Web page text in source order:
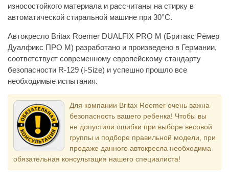
износостойкого материала и рассчитаны на стирку в
автоматической стиральной машине при 30°С.
Автокресло Britax Roemer DUALFIX PRO M (Бритакс Рёмер
Дуалфикс ПРО М) разработано и произведено в Германии,
соответствует современному европейскому стандарту
безопасности R-129 (i-Size) и успешно прошло все
необходимые испытания.
Для компании Britax Roemer очень важна
безопасность вашего ребенка! Чтобы вы
не допустили ошибки при выборе весовой
группы и подборе правильной модели, при
продаже данного автокресла необходима
обязательная консультация нашего специалиста!